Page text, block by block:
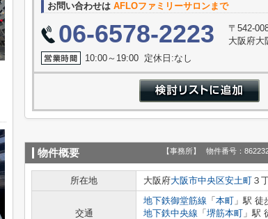
お問い合わせは AFLOファミリーサロンまで
06-6578-2223
〒542-
大阪府大
10:00～19:00 定休日:なし
物件概要 【事務所】 物件番号：
所在地 大阪府大阪市中央区安土町 ３
交通
地下鉄御堂筋線 「 本町 」駅 徒
地下鉄中央線 「 堺筋本町 」駅